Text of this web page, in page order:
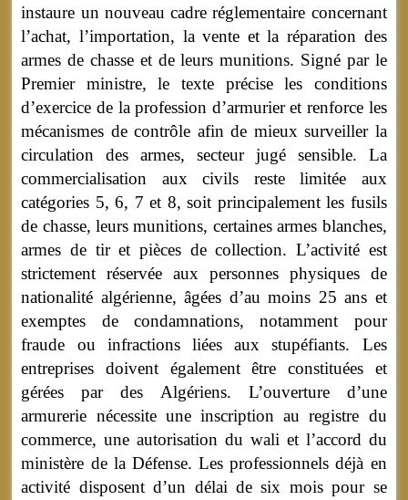
instaure un nouveau cadre réglementaire concernant
l’achat, l’importation, la vente et la réparation des
armes de chasse et de leurs munitions. Signé par le
Premier ministre, le texte précise les conditions
d’exercice de la profession d’armurier et renforce les
mécanismes de contrôle afin de mieux surveiller la
circulation des armes, secteur jugé sensible. La
commercialisation aux civils reste limitée aux
catégories 5, 6, 7 et 8, soit principalement les fusils
de chasse, leurs munitions, certaines armes blanches,
armes de tir et pièces de collection. L’activité est
strictement réservée aux personnes physiques de
nationalité algérienne, âgées d’au moins 25 ans et
exemptes de condamnations, notamment pour
fraude ou infractions liées aux stupéfiants. Les
entreprises doivent également être constituées et
gérées par des Algériens. L’ouverture d’une
armurerie nécessite une inscription au registre du
commerce, une autorisation du wali et l’accord du
ministère de la Défense. Les professionnels déjà en
activité disposent d’un délai de six mois pour se